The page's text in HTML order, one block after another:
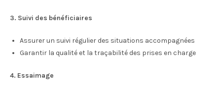
3. Suivi des bénéficiaires
Assurer un suivi régulier des situations accompagnées
Garantir la qualité et la traçabilité des prises en charge
4. Essaimage